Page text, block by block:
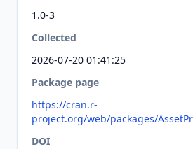
1.0-3
Collected
2026-07-20 01:41:25
Package page
https://cran.r-
project.org/web/packages/
DOI